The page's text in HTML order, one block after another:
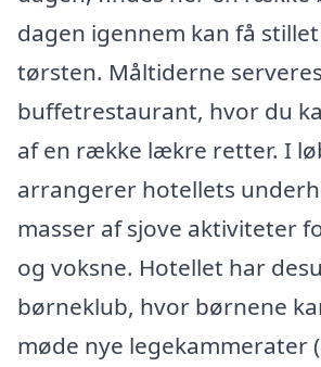
dagen igennem kan få
tørsten. Måltiderne
buffetrestaurant, hvor du
af en række lækre retter. I
arrangerer hotellets
masser af sjove aktiviteter
og voksne. Hotellet har
børneklub, hvor børnene
møde nye legekammerater